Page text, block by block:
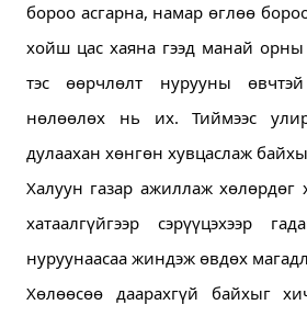
бороо асгарна, намар өглөө
хойш цас хаяна гээд манай
тэс өөрчлөлт нурууны
нөлөөлөх нь их. Тиймээс
дулаахан хөнгөн хувцаслаж
Халуун газар ажиллаж хөлөрдөг
хатаалгүйгээр сэрүүцэхээр
нуруунаасаа жиндэж өвдөх
Хөлөөсөө даарахгүй байхыг